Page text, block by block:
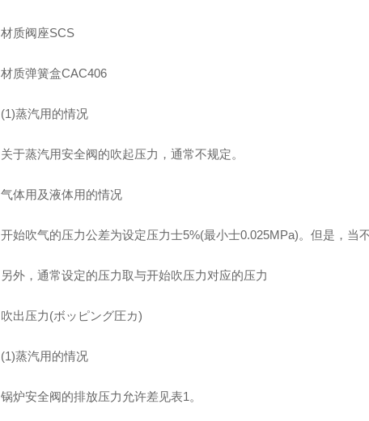
材质阀座SCS
材质弹簧盒CAC406
(1)蒸汽用的情况
关于蒸汽用安全阀的吹起压力，通常不规定。
气体用及液体用的情况
开始吹气的压力公差为设定压力士5%(最小士0.025MPa)。但是，当
另外，通常设定的压力取与开始吹压力对应的压力
吹出压力(ボッピング圧カ)
(1)蒸汽用的情况
锅炉安全阀的排放压力允许差见表1。